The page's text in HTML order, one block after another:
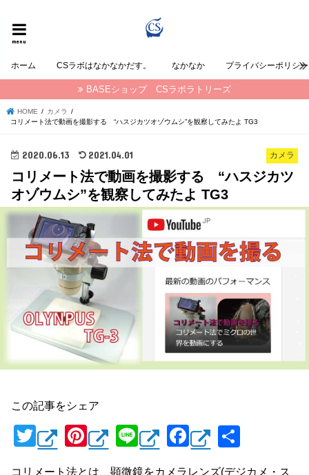
menu
ホーム CSラボはなかなかだす。 なかなか プライバシーポリシー
BASEショップ CSラボラトリーズ
HOME
カメラ
コリメート法で動画を撮影する “ハスジカツオゾウムシ”を観察してみたよ TG3
カメラ
2020.06.13 2021.04.01
コリメート法で動画を撮影する “ハスジカツ
オゾウムシ”を観察してみたよ TG3
この記事をシェア
T
wi
Pi
nt
Li
n
F
a
コリメート法とは、顕微鏡をカメラレンズ(デジカメ・ス